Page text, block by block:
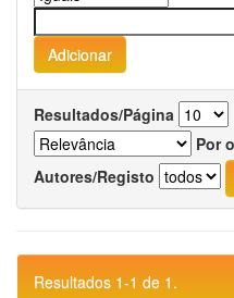
Resultados/Página
Por
Autores/Registo
Resultados 1-1 de 1.